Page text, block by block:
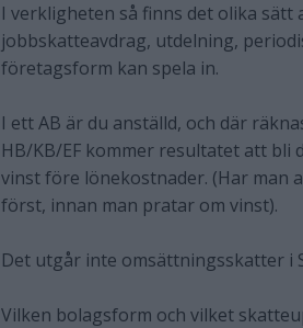
I verkligheten så finns det olika
jobbskatteavdrag, utdelning,
företagsform kan spela in.
I ett AB är du anställd, och där
HB/KB/EF kommer resultatet att bli
vinst före lönekostnader. (Har man
först, innan man pratar om vinst).
Det utgår inte omsättningsskatter i
Vilken bolagsform och vilket